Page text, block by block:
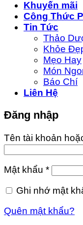
Khuyến mãi
Công Thức
Tin Tức
Thảo
Khỏe
Mẹo Hay
Món
Báo Chí
Liên Hệ
Đăng nhập
Tên tài khoản
Mật khẩu *
Ghi nhớ mật
Quên mật khẩu?